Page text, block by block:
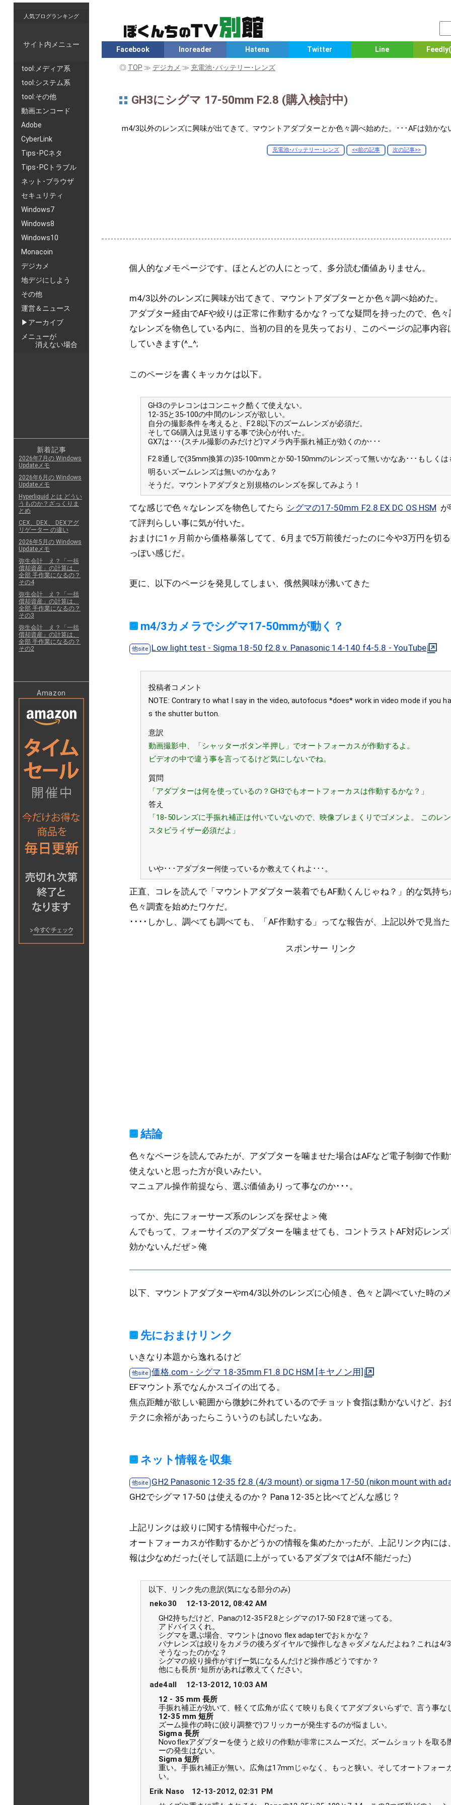
人気ブログランキング
サイト内メニュー
tool:メディア系
tool:システム系
tool:その他
動画エンコード
Adobe
CyberLink
Tips･PCネタ
Tips･PCトラブル
ネット･ブラウザ
セキュリティ
Windows7
Windows8
Windows10
Monacoin
デジカメ
地デジにしよう
その他
運営＆ニュース
▶アーカイブ
メニューが
消えない場合
Facebook Inoreader Hatena Twitter Line
◎ TOP ≫ デジカメ ≫ 充電池･バッテリー･レンズ
GH3にシグマ 17-50mm F2.8 (購入検討中)
m4/3以外のレンズに興味が出てきて、マウントアダプターとか色々調べ始めた。･･･AFは効かな
充電池･バッテリー･レンズ <<前の記事 次の記事>>
個人的なメモページです。ほとんどの人にとって、多分読む価値ありません。
m4/3以外のレンズに興味が出てきて、マウントアダプターとか色々調べ始めた。
アダプター経由でAFや絞りは正常に作動するかな？ってな疑問を持ったので、色
なレンズを物色している内に、当初の目的を見失っており、このページの記事内容
していきます(^_^;
このページを書くキッカケは以下。
GH3のテレコンはコンニャク酷くて使えない。
12-35と35-100の中間のレンズが欲しい。
自分の撮影条件を考えると、F2.8以下のズームレンズが必須だ。
そしてG6購入は見送りする事で決心が付いた。
GX7は･･･(スチル撮影のみだけど)マメラ内手振れ補正が効くのか･･･
F2.8通しで(35mm換算の)35-100mmとか50-150mmのレンズって無いかなあ･･･もしくは
明るいズームレンズは無いのかなあ？
そうだ。マウントアダプタと別規格のレンズを探してみよう！
てな感じで色々なレンズを物色してたら シグマの17-50mm F2.8 EX DC OS HSM が
て評判らしい事に気が付いた。
おまけに1ヶ月前から価格暴落してて、6月まで5万前後だったのに今や3万円を切
っぽい感じだ。
更に、以下のページを発見してしまい、俄然興味が沸いてきた
m4/3カメラでシグマ17-50mmが動く？
Low light test - Sigma 18-50 f2.8 v. Panasonic 14-140 f4-5.8 - YouTube
投稿者コメント
NOTE: Contrary to what I say in the video, autofocus *does* work in video mode if you
s the shutter button.
意訳
動画撮影中、「シャッターボタン半押し」でオートフォーカスが作動するよ。
ビデオの中で違う事を言ってるけど気にしないでね。
質問
「アダプターは何を使っているの？GH3でもオートフォーカスは作動するかな？」
答え
「18-50レンズに手振れ補正は付いていないので、映像ブレまくりでゴメンよ。 このレ
スタビライザー必須だよ」
いや･･･アダプター何使っているか教えてくれよ･･･。
正直、コレを読んで「マウントアダプター装着でもAF動くんじゃね？」的な気持
色々調査を始めたワケだ。
････しかし、調べても調べても、「AF作動する」ってな報告が、上記以外で見当た
スポンサー リンク
結論
色々なページを読んでみたが、アダプターを噛ませた場合はAFなど電子制御で作
使えないと思った方が良いみたい。
マニュアル操作前提なら、選ぶ価値ありって事なのか･･･。
ってか、先にフォーサーズ系のレンズを探せよ＞俺
んでもって、フォーサイズのアダプターを噛ませても、コントラストAF対応レン
効かないんだぜ＞俺
以下、マウントアダプターやm4/3以外のレンズに心傾き、色々と調べていた時のメ
先におまけリンク
いきなり本題から逸れるけど
価格.com - シグマ 18-35mm F1.8 DC HSM [キヤノン用]
EFマウント系でなんかスゴイの出てる。
焦点距離が欲しい範囲から微妙に外れているのでチョット食指は動かないけど、お
テクに余裕があったらこういうのも試したいなあ。
ネット情報を収集
GH2 Panasonic 12-35 f2.8 (4/3 mount) or sigma 17-50 (nikon mount with
GH2でシグマ 17-50 は使えるのか？ Pana 12-35と比べてどんな感じ？
上記リンクは絞りに関する情報中心だった。
オートフォーカスが作動するかどうかの情報を集めたかったが、上記リンク内には
報は少なめだった(そして話題に上がっているアダプタではAf不能だった)
以下、リンク先の意訳(気になる部分のみ)
neko30 12-13-2012, 08:42 AM
GH2持ちだけど、Panaの12-35 F2.8とシグマの17-50 F2.8で迷ってる。
アドバイスくれ。
シグマを選ぶ場合、マウントはnovo flex adapterでおｋかな？
パナレンズは絞りをカメラの後ろダイヤルで操作しなきゃダメなんだよね？これは4/
そうなったのかな？
シグマの絞り操作がすげー気になるんだけど操作感どうですか？
他にも長所･短所があれば教えてください。
ade4all 12-13-2012, 10:03 AM
12 - 35 mm 長所
手振れ補正が効いて、軽くて広角が広くて映りも良くてアダプタいらずで、言う事な
12-35 mm 短所
ズーム操作の時に(絞り調整で)フリッカーが発生するのが悩ましい。
Sigma 長所
Novoflexアダプターを使うと絞りの作動が非常にスムーズだ。ズームショットを取る
ーの発生はない。
Sigma 短所
重い。手振れ補正が無い。広角は17mmじゃなく、もっと狭い。そしてオートフォー
い。
Erik Naso 12-13-2012, 02:31 PM
新着記事
2026年7月の Windows
Updateメモ
2026年6月の Windows
Updateメモ
Hyperliquid とは どうい
うものか？ざっくりま
とめ
CEX、DEX、 DEXアグ
リゲーター の違い
2026年5月の Windows
Updateメモ
弥生会計 え？「一括
償却資産」の計算は、
全部 手作業になるの？
その4
弥生会計 え？「一括
償却資産」の計算は、
全部 手作業になるの？
その3
弥生会計 え？「一括
償却資産」の計算は、
全部 手作業になるの？
その2
Amazon